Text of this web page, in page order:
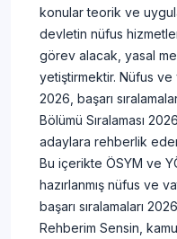
konular teorik ve
devletin nüfus
görev alacak, yasal
yetiştirmektir. Nüfus ve
2026, başarı
Bölümü Sıralaması
adaylara rehberlik
Bu içerikte ÖSYM ve
hazırlanmış nüfus ve
başarı sıralamaları
Rehberim Sensin,